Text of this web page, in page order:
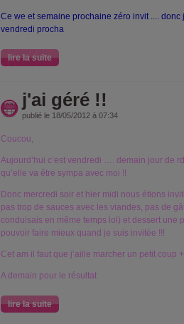
Ce we et semaine prochaine zéro invit ....
vendredi procha
lire la suite
j'ai géré !!
publié le 18/05/2012 à 07:34
Coucou,
Aujourd’hui c’est vendredi …. demain jour de
qu’elle va être sympa avec moi !!
Donc mercredi soir et hier midi nous étions
pas trop de sauces avec les viandes, pas de
conduisais en même temps lol) et dessert une
pouvoir faire mieux quand je suis invitée !!!
Cet am il faut que j’aille marcher un petit coup
A demain pour le résultat
lire la suite